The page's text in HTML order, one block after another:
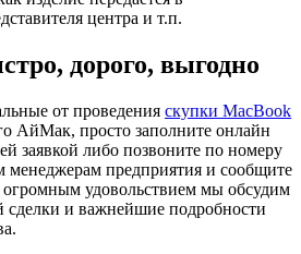
центра и т.п.
дорого, выгодно
от проведения скупки MacBook
АйМак, просто заполните онлайн
заявкой либо позвоните по номеру
предприятия и сообщите
удовольствием мы обсудим
сделки и важнейшие подробности